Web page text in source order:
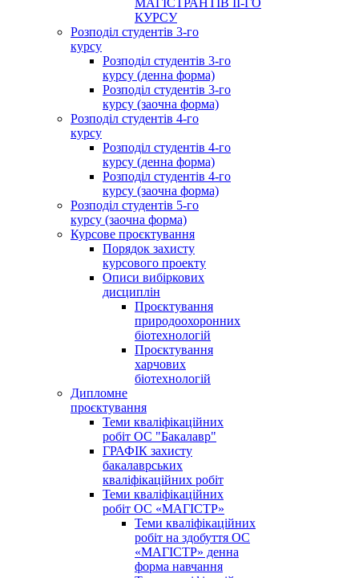
МАГІСТРАНТІВ ІІ-ГО
КУРСУ
Розподіл студентів 3-го
курсу
Розподіл студентів 3-го
курсу (денна форма)
Розподіл студентів 3-го
курсу (заочна форма)
Розподіл студентів 4-го
курсу
Розподіл студентів 4-го
курсу (денна форма)
Розподіл студентів 4-го
курсу (заочна форма)
Розподіл студентів 5-го
курсу (заочна форма)
Курсове проєктування
Порядок захисту
курсового проекту
Описи вибіркових
дисциплін
Проєктування
природоохоронних
біотехнологій
Проєктування
харчових
біотехнологій
Дипломне
проєктування
Теми кваліфікаційних
робіт ОС "Бакалавр"
ГРАФІК захисту
бакалаврських
кваліфікаційних робіт
Теми кваліфікаційних
робіт ОС «МАГІСТР»
Теми кваліфікаційних
робіт на здобуття ОС
«МАГІСТР» денна
форма навчання